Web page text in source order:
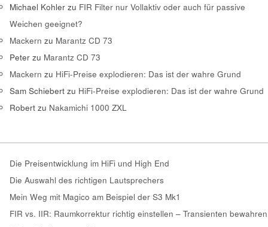
Michael Kohler zu FIR Filter nur Vollaktiv oder auch für passive
Weichen geeignet?
Mackern zu Marantz CD 73
Peter zu Marantz CD 73
Mackern zu HiFi-Preise explodieren: Das ist der wahre Grund
Sam Schiebert zu HiFi-Preise explodieren: Das ist der wahre Grund
Robert zu Nakamichi 1000 ZXL
Die Preisentwicklung im HiFi und High End
Die Auswahl des richtigen Lautsprechers
Mein Weg mit Magico am Beispiel der S3 Mk1
FIR vs. IIR: Raumkorrektur richtig einstellen – Transienten bewahren